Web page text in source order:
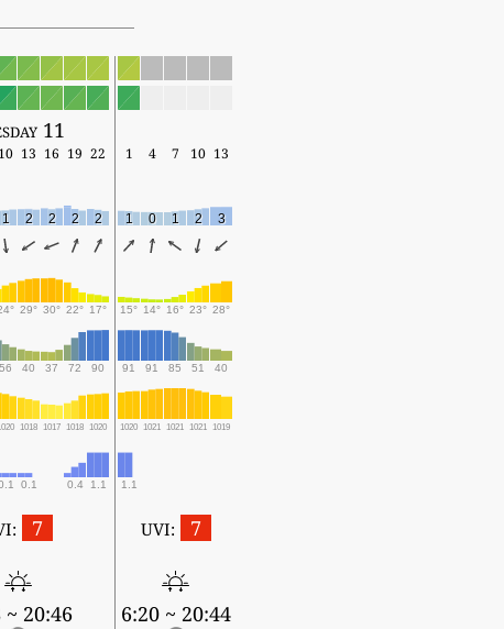
11
10 13 16 19 22 1 4 7 10 13
1 2 2 2 2 1 0 1 2 3
29° 30° 22° 17° 15° 14° 16° 23° 28°
56 40 37 72 90 91 91 85 51 40
1018 1017 1018 1020 1020 1021 1021 1021 1019
0.1 0.4 1.1 1.1
7
~ 20:46
UVI: 7
6:20 ~ 20:44